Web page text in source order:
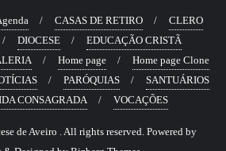
CASAS DE RETIRO
CLERO
DIOCESE
EDUCAÇÃO CRISTÃ
Home page
Home page Clone
PARÓQUIAS
SANTUÁRIOS
CONSAGRADA VOCAÇÕES
de Aveiro . All rights reserved. Powered by